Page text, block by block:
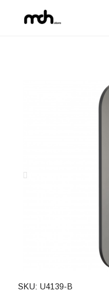
SKU U4139-B